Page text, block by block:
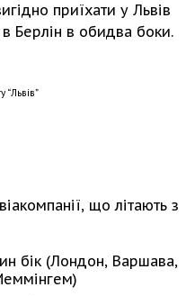
приїхати у Львів
Берлін в обидва боки.
що літають з
бік (Лондон, Варшава,